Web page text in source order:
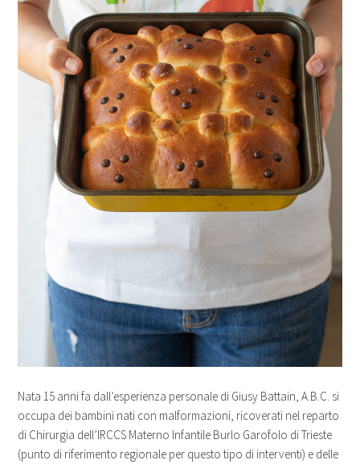
Nata 15 anni fa dall’esperienza personale di Giusy Battain, A.B.C. si
occupa dei bambini nati con malformazioni, ricoverati nel reparto
di Chirurgia dell’IRCCS Materno Infantile Burlo Garofolo di Trieste
(punto di riferimento regionale per questo tipo di interventi) e delle